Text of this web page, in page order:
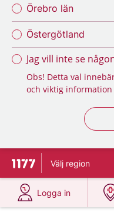
Örebro län
Östergötland
Jag vill inte se
Obs! Detta val
och viktig
Till startsidan för 1177
Välj region
Logga in
på 1177.se